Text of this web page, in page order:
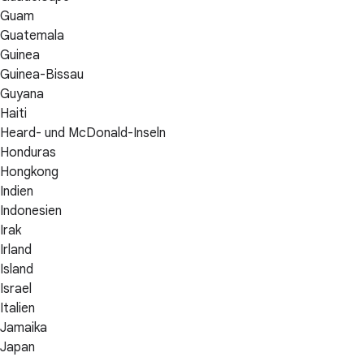
Guam
Guatemala
Guinea
Guinea-Bissau
Guyana
Haiti
Heard- und McDonald-Inseln
Honduras
Hongkong
Indien
Indonesien
Irak
Irland
Island
Israel
Italien
Jamaika
Japan